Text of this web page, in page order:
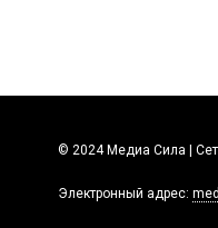
© 2024 Медиа Сила |
Электронный адрес: